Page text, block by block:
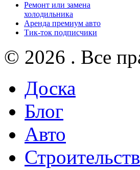
Ремонт или замена
холодильника
Аренда премиум авто
Тик-ток подписчики
© 2026 . Все
Доска
Блог
Авто